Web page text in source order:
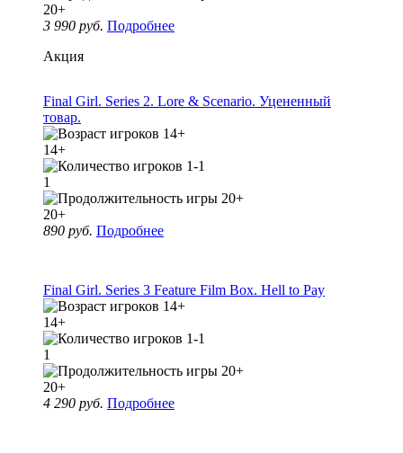
20+
3 990 руб. Подробнее
Акция
Final Girl. Series 2. Lore & Scenario. Уцененный
товар.
14+
1
20+
890 руб. Подробнее
Final Girl. Series 3 Feature Film Box. Hell to Pay
14+
1
20+
4 290 руб. Подробнее